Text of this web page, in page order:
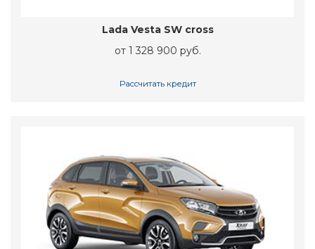
Lada Vesta SW cross
от 1 328 900 руб.
Рассчитать кредит